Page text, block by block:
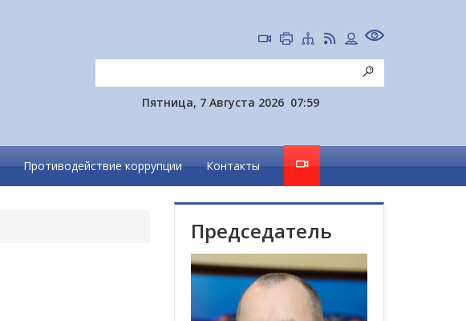
Пятница, 7 Августа 2026 07:59
Противодействие коррупции Контакты
Председатель